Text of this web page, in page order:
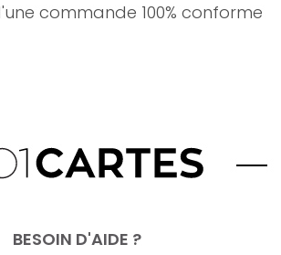
commande 100% conforme
BESOIN D'AIDE ?